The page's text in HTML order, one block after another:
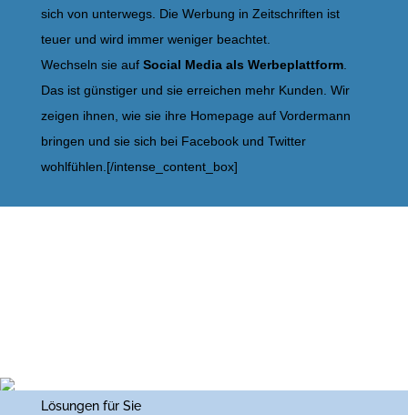
sich von unterwegs. Die Werbung in Zeitschriften ist
teuer und wird immer weniger beachtet.
Wechseln sie auf Social Media als Werbeplattform.
Das ist günstiger und sie erreichen mehr Kunden. Wir
zeigen ihnen, wie sie ihre Homepage auf Vordermann
bringen und sie sich bei Facebook und Twitter
wohlfühlen.[/intense_content_box]
Lösungen für Sie